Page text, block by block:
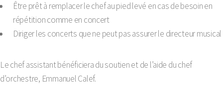
Être prêt à remplacer le chef au pied levé en cas de besoin en
répétition comme en concert
Diriger les concerts que ne peut pas assurer le directeur musical
Le chef assistant bénéficiera du soutien et de l’aide du chef
d’orchestre, Emmanuel Calef.